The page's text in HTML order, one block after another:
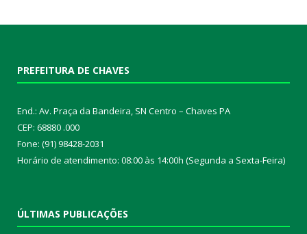
PREFEITURA DE CHAVES
End.: Av. Praça da Bandeira, SN Centro – Chaves PA
CEP: 68880 .000
Fone: (91) 98428-2031
Horário de atendimento: 08:00 às 14:00h (Segunda a Sexta-Feira)
ÚLTIMAS PUBLICAÇÕES